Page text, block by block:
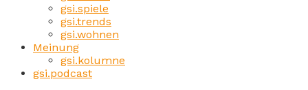
gsi.spiele
gsi.trends
gsi.wohnen
Meinung
gsi.kolumne
gsi.podcast